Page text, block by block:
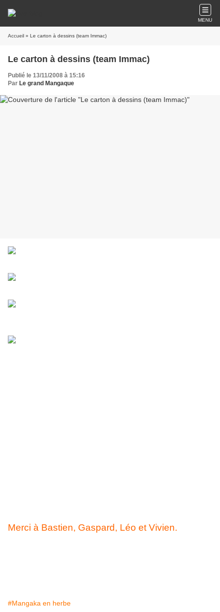
MENU
Accueil » Le carton à dessins (team Immac)
Le carton à dessins (team Immac)
Publié le 13/11/2008 à 15:16
Par Le grand Mangaque
Merci à Bastien, Gaspard, Léo et Vivien.
#Mangaka en herbe